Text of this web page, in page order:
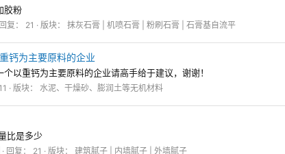
胶粉
回复： 21 版块： 抹灰石膏 | 机喷石膏 | 粉刷石膏 | 石膏基自流平
钙为主要原料的企业
以重钙为主要原料的企业请高手给于建议，谢谢！
版块： 水泥、干燥砂、膨润土等无机材料
比是多少
回复： 21 版块： 建筑腻子 | 内墙腻子 | 外墙腻子